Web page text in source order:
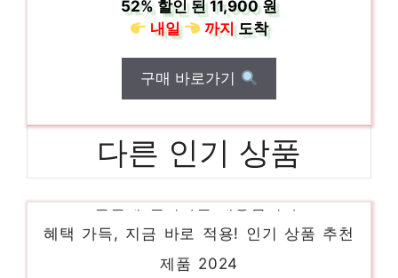
52%할인 된11,900 원
내일
까지도착
구매 바로가기
다른 인기 상품
캐치웰 텀블러 다용도 무선 핸디청소기